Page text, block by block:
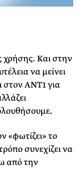
χρήσης. Και στην
να μείνει
στον ΑΝΤ1 για
«φωτίζει» το
συνεχίζει να
από την